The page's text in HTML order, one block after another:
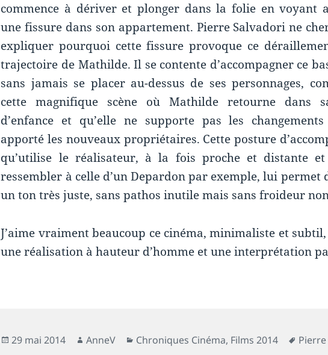
commence à dériver et plonger dans la folie en voyant
une fissure dans son appartement. Pierre Salvadori ne
expliquer pourquoi cette fissure provoque ce
trajectoire de Mathilde. Il se contente d’accompagner ce
sans jamais se placer au-dessus de ses personnages,
cette magnifique scène où Mathilde retourne dans
d’enfance et qu’elle ne supporte pas les
apporté les nouveaux propriétaires. Cette posture
qu’utilise le réalisateur, à la fois proche et distante
ressembler à celle d’un Depardon par exemple, lui permet
un ton très juste, sans pathos inutile mais sans froideur
J’aime vraiment beaucoup ce cinéma, minimaliste et
une réalisation à hauteur d’homme et une interprétation
Publié
29 mai 2014 Auteur
AnneV Catégories
Chroniques Cinéma, Films 2014
Mots-